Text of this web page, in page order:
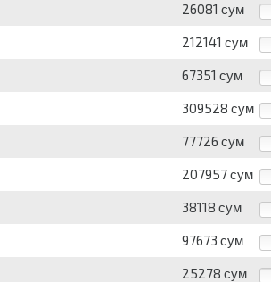
26081 сум
212141 сум
67351 сум
309528 сум
77726 сум
207957 сум
38118 сум
97673 сум
25278 сум